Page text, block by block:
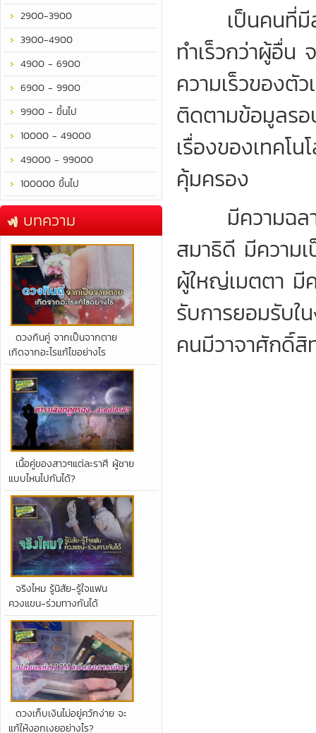
2900-3900
3900-4900
4900 - 6900
6900 - 9900
9900 - ขึ้นไป
10000 - 49000
49000 - 99000
100000 ขึ้นไป
บทความ
​ดวงกินคู่ จากเป็นจากตาย
เกิดจากอะไรแก้ไขอย่างไร
เนื้อคู่ของสาวๆแต่ละราศี ผู้ชาย
แบบไหนไปกันได้?
จริงไหม รู้นิสัย-รู้ใจแฟน
ควงแขน-ร่วมทางกันได้
ดวงเก็บเงินไม่อยู่ควักง่าย จะ
แก้ให้งอกเงยอย่างไร?
เป็นคนที่มีส
ทำเร็วกว่าผู้อื่น
ความเร็วของตั
ติดตามข้อมูลรอ
เรื่องของเทคโ
คุ้มครอง
มีความฉลาด
สมาธิดี มีความ
ผู้ใหญ่เมตตา มี
รับการยอมรับ
คนมีวาจาศักดิ์